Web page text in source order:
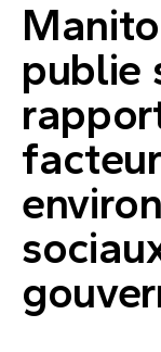
publie